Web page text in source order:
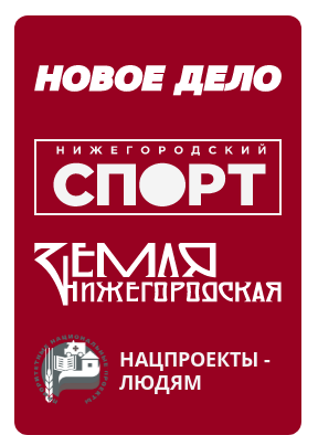
области
специалистов
НАЦПРОЕКТЫ -
ЛЮДЯМ